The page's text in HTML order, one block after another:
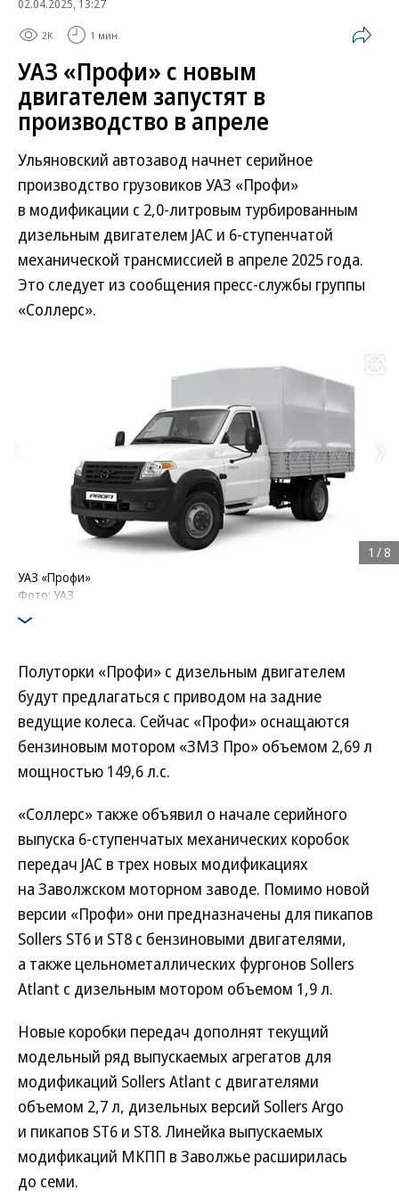
02.04.2025, 13:27
2K 1 мин.
УАЗ «Профи» с новым
двигателем запустят в
производство в апреле
Ульяновский автозавод начнет серийное
производство грузовиков УАЗ «Профи»
в модификации с 2,0-литровым турбированным
дизельным двигателем JAC и 6-ступенчатой
механической трансмиссией в апреле 2025 года.
Это следует из сообщения пресс-службы группы
«Соллерс».
УАЗ «Профи»
Фото: УАЗ
1 / 8
Полуторки «Профи» с дизельным двигателем
будут предлагаться с приводом на задние
ведущие колеса. Сейчас «Профи» оснащаются
бензиновым мотором «ЗМЗ Про» объемом 2,69 л
мощностью 149,6 л.с.
«Соллерс» также объявил о начале серийного
выпуска 6-ступенчатых механических коробок
передач JAC в трех новых модификациях
на Заволжском моторном заводе. Помимо новой
версии «Профи» они предназначены для пикапов
Sollers ST6 и ST8 с бензиновыми двигателями,
а также цельнометаллических фургонов Sollers
Atlant с дизельным мотором объемом 1,9 л.
Новые коробки передач дополнят текущий
модельный ряд выпускаемых агрегатов для
модификаций Sollers Atlant с двигателями
объемом 2,7 л, дизельных версий Sollers Argo
и пикапов ST6 и ST8. Линейка выпускаемых
модификаций МКПП в Заволжье расширилась
до семи.